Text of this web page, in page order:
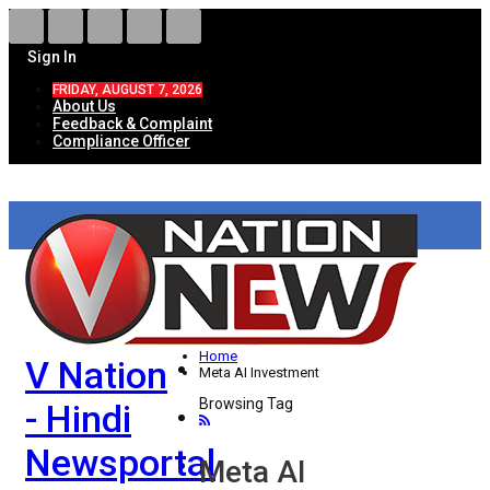
Sign In
FRIDAY, AUGUST 7, 2026
About Us
Feedback & Complaint
Compliance Officer
V Nation
- Hindi
Newsportal
HOME
ताज़ा खबरें
देश
विदेश
राज्य
उत्तर प्रदेश
Home
Meta AI Investment
Browsing Tag
Meta AI